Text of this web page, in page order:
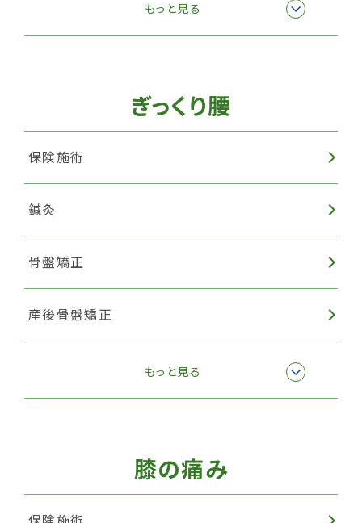
もっと見る
ぎっくり腰
保険施術
鍼灸
骨盤矯正
産後骨盤矯正
もっと見る
膝の痛み